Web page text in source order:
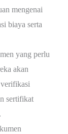
mengenai
biaya serta
yang perlu
akan
sertifikat